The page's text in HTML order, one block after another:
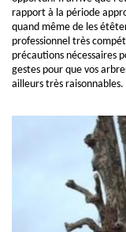
rapport à la période
quand même de les
professionnel très
précautions nécessaires
gestes pour que vos
ailleurs très raisonnables.